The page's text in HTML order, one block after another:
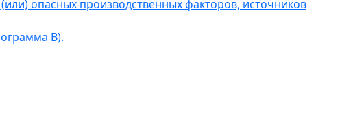
опасных производственных факторов, источников
В).